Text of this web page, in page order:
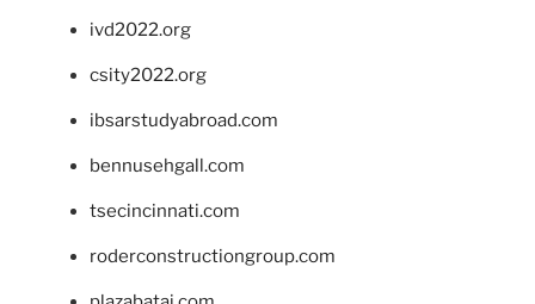
ivd2022.org
csity2022.org
ibsarstudyabroad.com
bennusehgall.com
tsecincinnati.com
roderconstructiongroup.com